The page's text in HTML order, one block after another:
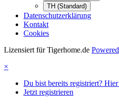
TH (Standard)
Datenschutzerklärung
Kontakt
Cookies
Lizensiert für Tigerhome.de
×
Du bist bereits registriert?
Jetzt registrieren